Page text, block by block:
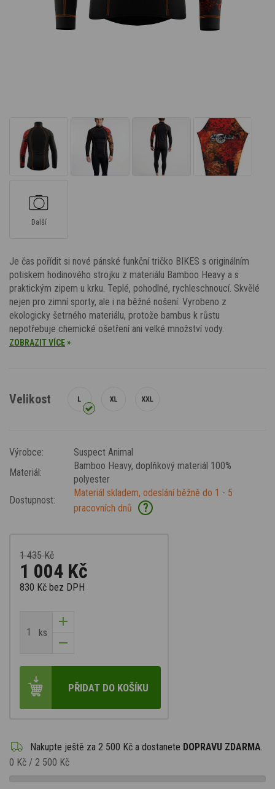
Další
Je čas pořídit si nové pánské funkční tričko BIKES s originálním
potiskem hodinového strojku z materiálu Bamboo Heavy a s
praktickým zipem u krku. Teplé, pohodlné, rychleschnoucí. Skvělé
nejen pro zimní sporty, ale i na běžné nošení. Vyrobeno z
ekologicky šetrného materiálu, protože bambus k růstu
nepotřebuje chemické ošetření ani velké množství vody.
ZOBRAZIT VÍCE»
Velikost
Výrobce:
Suspect Animal
Materiál:
Bamboo Heavy, doplňkový materiál 100%
polyester
Dostupnost:
Materiál skladem, odeslání běžně do 1 - 5
pracovních dnů
?
1 435 Kč
1 004 Kč
830 Kč bez DPH
ks
PŘIDAT DO KOŠÍKU
Nakupte ještě za 2 500 Kč a dostanete DOPRAVU ZDARMA
0 Kč / 2 500 Kč